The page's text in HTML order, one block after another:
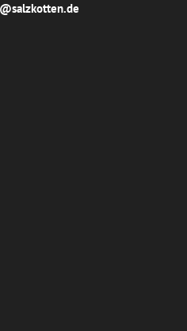
s lzk tt n d